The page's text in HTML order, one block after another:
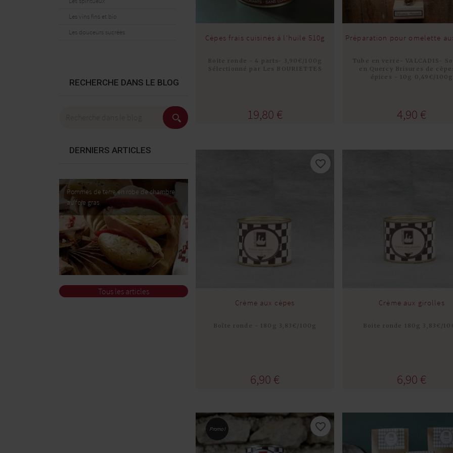
Les vins fins et bio
Les douceurs sucrées
RECHERCHE DANS LE BLOG
DERNIERS ARTICLES
Parmentier de confit de canard
Pommes de terre en robe de chambre
au foie gras
Pintade farcie au foie gras, marrons ,
purée de céleri à la truffe
Tous les articles
Cèpes frais cuisinés à l'huile 510g
Boite ronde - 4 parts- 3,90€/100g
Sélectionné par Les BOURIETTES
19,80 €
Préparation pour omelette
Tube en verre- VALCADIS-
en Quercy Brisures de
épices - 10g 0,49€/100g
4,90 €
Crème aux cèpes
Boîte ronde - 180g 3,83€/100g
6,90 €
favorite_border
Crème aux girolles
Boite ronde 180g 3,83€/
6,90 €
Promo ! favorite_border